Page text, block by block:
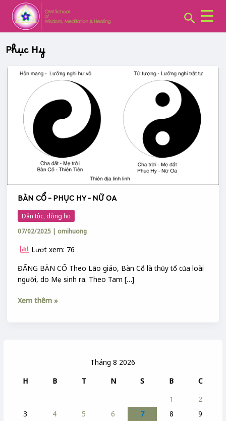
content
Search
Tháng 8 2026
H
B T N S B
C
1
2
3
4 5 6 7 8
9
Phục Hy
BÀN CỔ – PHỤC HY – NỮ OA
Dân tộc, dòng họ
07/02/2025 | omihuong
Lượt xem: 76
ĐẤNG BÀN CỔ Theo Lão giáo, Bàn Cổ là thủy tổ của loài
người, do Mẹ sinh ra. Theo Tam […]
BÀN
PHỤC
HY
NỮ
Xem thêm »
CHUYÊN
MỤC: